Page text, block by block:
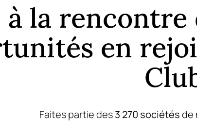
à la
en
Faites partie des3 270 sociétésde